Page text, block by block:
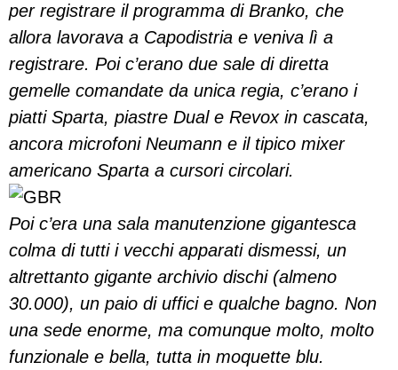
per registrare il programma di Branko, che
allora lavorava a Capodistria e veniva lì a
registrare. Poi c’erano due sale di diretta
gemelle comandate da unica regia, c’erano i
piatti Sparta, piastre Dual e Revox in cascata,
ancora microfoni Neumann e il tipico mixer
americano Sparta a cursori circolari.
Poi c’era una sala manutenzione gigantesca
colma di tutti i vecchi apparati dismessi, un
altrettanto gigante archivio dischi (almeno
30.000), un paio di uffici e qualche bagno. Non
una sede enorme, ma comunque molto, molto
funzionale e bella, tutta in moquette blu.